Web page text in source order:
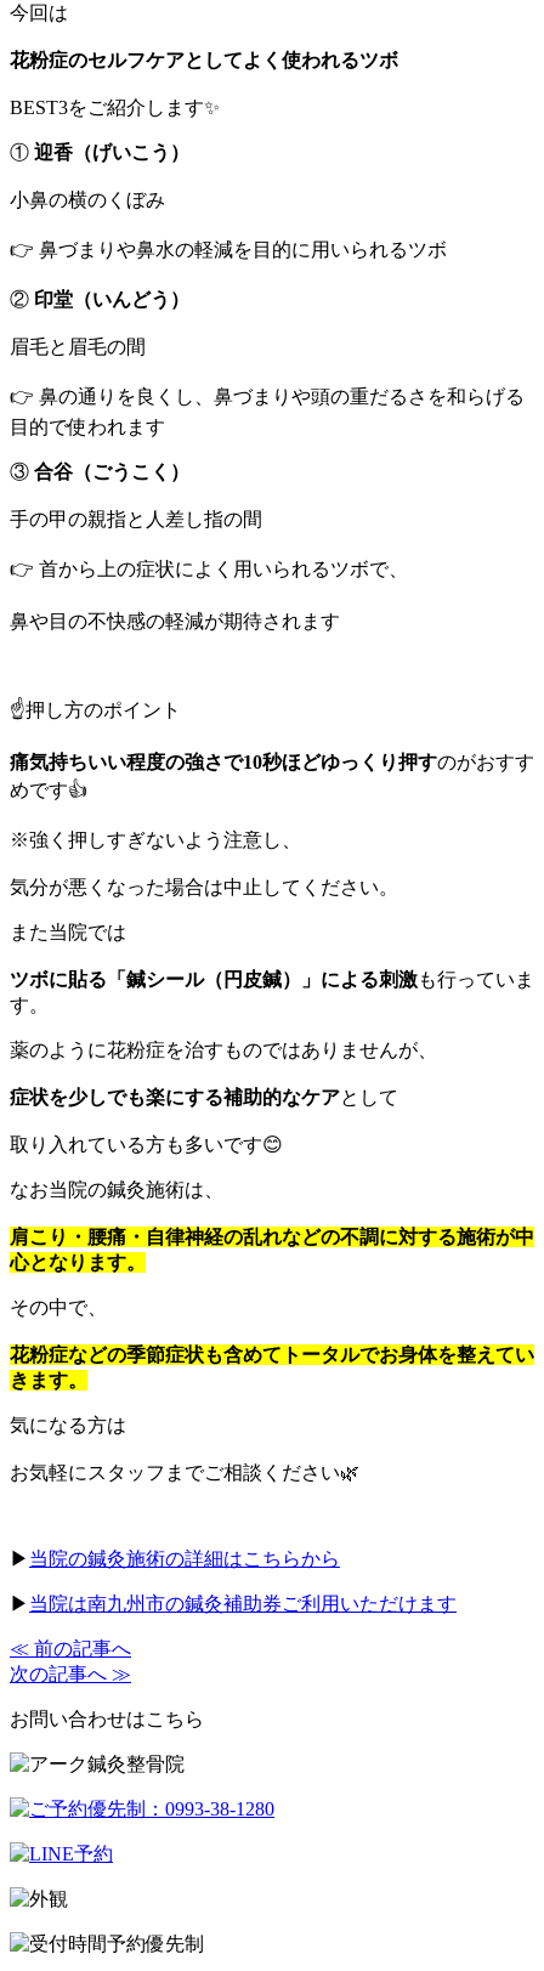
今回は
花粉症のセルフケアとしてよく使われるツボ
BEST3をご紹介します✨
① 迎香（げいこう）
小鼻の横のくぼみ
👉 鼻づまりや鼻水の軽減を目的に用いられるツボ
② 印堂（いんどう）
眉毛と眉毛の間
👉 鼻の通りを良くし、鼻づまりや頭の重だるさを和らげる
目的で使われます
③ 合谷（ごうこく）
手の甲の親指と人差し指の間
👉 首から上の症状によく用いられるツボで、
鼻や目の不快感の軽減が期待されます
☝️押し方のポイント
痛気持ちいい程度の強さで10秒ほどゆっくり押すのがおすす
めです👍
※強く押しすぎないよう注意し、
気分が悪くなった場合は中止してください。
また当院では
ツボに貼る「鍼シール（円皮鍼）」による刺激も行っていま
す。
薬のように花粉症を治すものではありませんが、
症状を少しでも楽にする補助的なケアとして
取り入れている方も多いです😊
なお当院の鍼灸施術は、
肩こり・腰痛・自律神経の乱れなどの不調に対する施術が中
心となります。
その中で、
花粉症などの季節症状も含めてトータルでお身体を整えてい
きます。
気になる方は
お気軽にスタッフまでご相談ください🌿
▶︎ 当院の鍼灸施術の詳細はこちらから
▶︎ 当院は南九州市の鍼灸補助券ご利用いただけます
≪ 前の記事へ
次の記事へ ≫
お問い合わせはこちら
予約優先制